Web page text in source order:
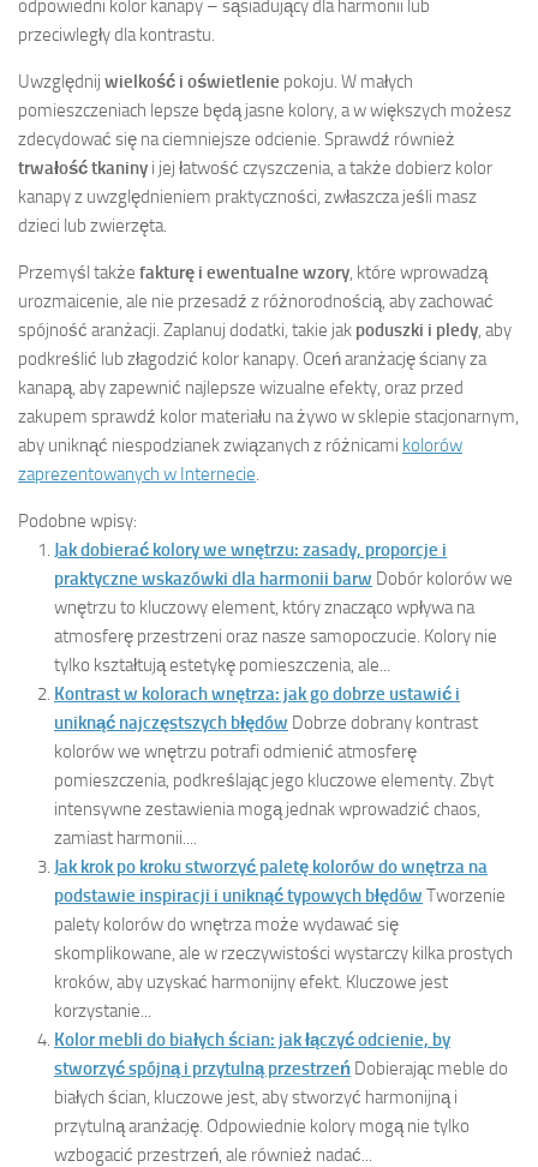
odpowiedni kolor kanapy – sąsiadujący dla harmonii lub
przeciwległy dla kontrastu.
Uwzględnij wielkość i oświetlenie pokoju. W małych
pomieszczeniach lepsze będą jasne kolory, a w większych możesz
zdecydować się na ciemniejsze odcienie. Sprawdź również
trwałość tkaniny i jej łatwość czyszczenia, a także dobierz kolor
kanapy z uwzględnieniem praktyczności, zwłaszcza jeśli masz
dzieci lub zwierzęta.
Przemyśl także fakturę i ewentualne wzory , które wprowadzą
urozmaicenie, ale nie przesadź z różnorodnością, aby zachować
spójność aranżacji. Zaplanuj dodatki, takie jak poduszki i pledy , aby
podkreślić lub złagodzić kolor kanapy. Oceń aranżację ściany za
kanapą, aby zapewnić najlepsze wizualne efekty, oraz przed
zakupem sprawdź kolor materiału na żywo w sklepie stacjonarnym,
aby uniknąć niespodzianek związanych z różnicami kolorów
zaprezentowanych w Internecie
Podobne wpisy:
Jak dobierać kolory we wnętrzu: zasady, proporcje i
praktyczne wskazówki dla harmonii barw Dobór kolorów we
wnętrzu to kluczowy element, który znacząco wpływa na
atmosferę przestrzeni oraz nasze samopoczucie. Kolory nie
tylko kształtują estetykę pomieszczenia, ale...
Kontrast w kolorach wnętrza: jak go dobrze ustawić i
uniknąć najczęstszych błędów Dobrze dobrany kontrast
kolorów we wnętrzu potrafi odmienić atmosferę
pomieszczenia, podkreślając jego kluczowe elementy. Zbyt
intensywne zestawienia mogą jednak wprowadzić chaos,
zamiast harmonii....
Jak krok po kroku stworzyć paletę kolorów do wnętrza na
podstawie inspiracji i uniknąć typowych błędów Tworzenie
palety kolorów do wnętrza może wydawać się
skomplikowane, ale w rzeczywistości wystarczy kilka prostych
kroków, aby uzyskać harmonijny efekt. Kluczowe jest
korzystanie...
Kolor mebli do białych ścian: jak łączyć odcienie, by
stworzyć spójną i przytulną przestrzeń Dobierając meble do
białych ścian, kluczowe jest, aby stworzyć harmonijną i
przytulną aranżację. Odpowiednie kolory mogą nie tylko
wzbogacić przestrzeń, ale również nadać...